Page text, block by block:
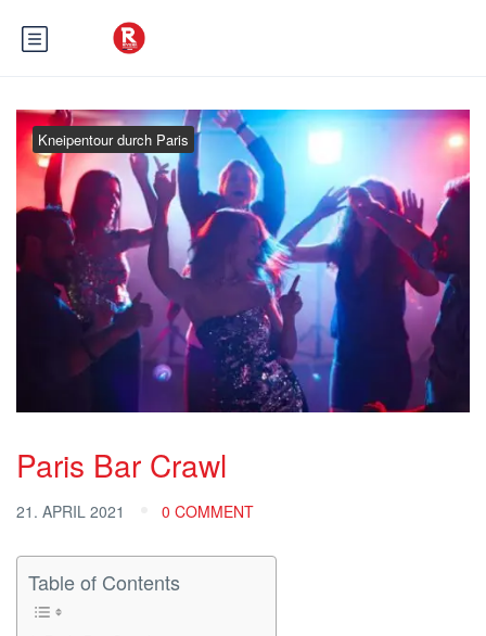
Kneipentour durch Paris
Paris Bar Crawl
21. APRIL 2021 0 COMMENT
Table of Contents